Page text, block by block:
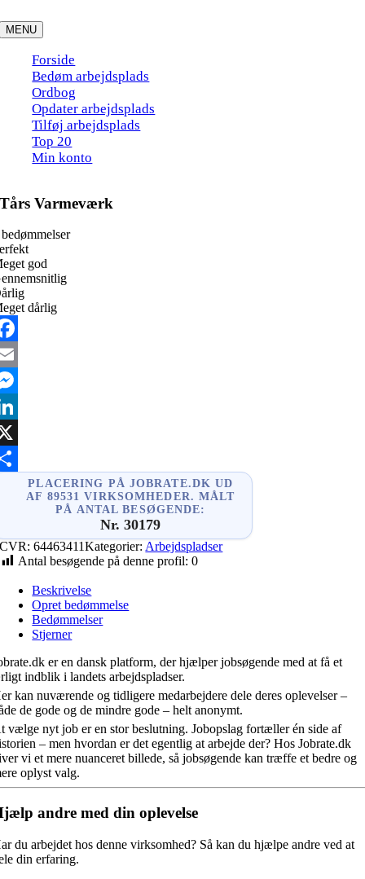
to
content
MENU
Forside
Bedøm arbejdsplads
Ordbog
Opdater arbejdsplads
Tilføj arbejdsplads
Top 20
Min konto
Tårs Varmeværk
god
dårlig
PLACERING PÅ JOBRATE.DK UD
AF 89531 VIRKSOMHEDER. MÅLT
PÅ ANTAL BESØGENDE:
Nr. 30179
CVR:64463411Kategorier: Arbejdspladser
Antal besøgende på denne profil: 0
Beskrivelse
Opret bedømmelse
Bedømmelser
Stjerner
er en dansk platform, der hjælper jobsøgende med at få et
indblik i landets arbejdspladser.
kan nuværende og tidligere medarbejdere dele deres oplevelser –
de gode og de mindre gode – helt anonymt.
vælge nyt job er en stor beslutning. Jobopslag fortæller én side af
– men hvordan er det egentlig at arbejde der? Hos Jobrate.dk
vi et mere nuanceret billede, så jobsøgende kan træffe et bedre og
oplyst valg.
andre med din oplevelse
du arbejdet hos denne virksomhed? Så kan du hjælpe andre ved at
din erfaring.